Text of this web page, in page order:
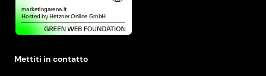
Mettiti in contatto